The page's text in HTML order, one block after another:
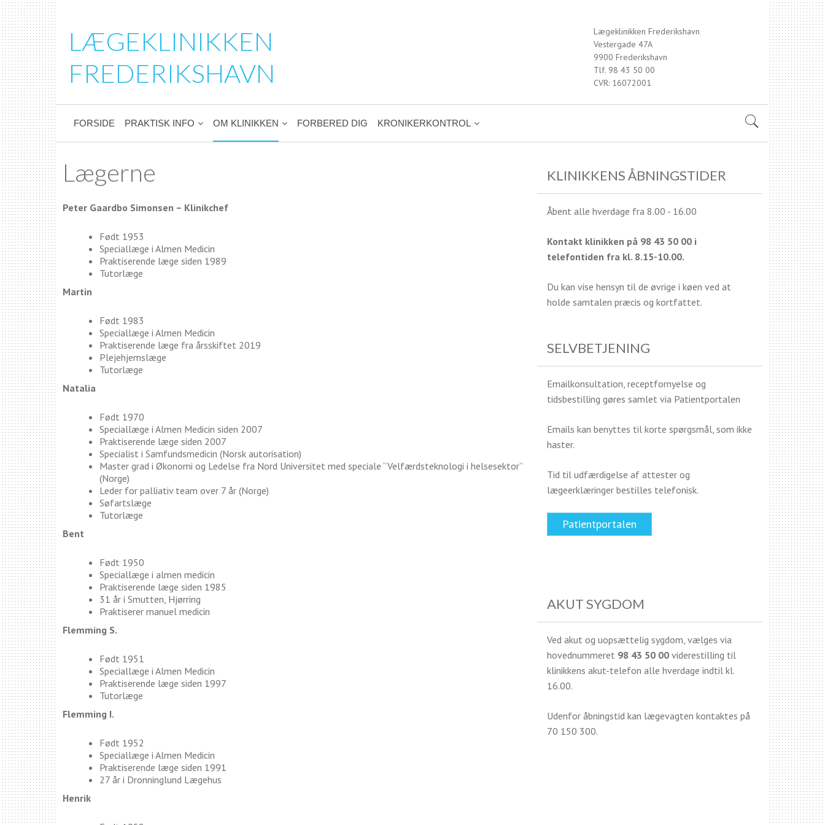
LÆGEKLINIKKEN
FREDERIKSHAVN
Lægeklinikken Frederikshavn
Vestergade 47A
9900 Frederikshavn
Tlf. 98 43 50 00
CVR: 16072001
FORSIDE PRAKTISK INFO OM KLINIKKEN FORBERED DIG KRONIKERKONTROL
Lægerne
Peter Gaardbo Simonsen – Klinikchef
Født 1953
Speciallæge i Almen Medicin
Praktiserende læge siden 1989
Tutorlæge
Martin
Født 1983
Speciallæge i Almen Medicin
Praktiserende læge fra årsskiftet 2019
Plejehjemslæge
Tutorlæge
Natalia
Født 1970
Speciallæge i Almen Medicin siden 2007
Praktiserende læge siden 2007
Specialist i Samfundsmedicin (Norsk autorisation)
Master grad i Økonomi og Ledelse fra Nord Universitet med speciale “Velfærdsteknologi i helsesektor”
(Norge)
Leder for palliativ team over 7 år (Norge)
Søfartslæge
Tutorlæge
Bent
Født 1950
Speciallæge i almen medicin
Praktiserende læge siden 1985
31 år i Smutten, Hjørring
Praktiserer manuel medicin
Flemming S.
Født 1951
Speciallæge i Almen Medicin
Praktiserende læge siden 1997
Tutorlæge
Flemming I.
Født 1952
Speciallæge i Almen Medicin
Praktiserende læge siden 1991
27 år i Dronninglund Lægehus
Henrik
KLINIKKENS ÅBNINGSTIDER
Åbent alle hverdage fra 8.00 - 16.00
Kontakt klinikken på 98 43 50 00 i
telefontiden fra kl. 8.15-10.00.
Du kan vise hensyn til de øvrige i køen ved at
holde samtalen præcis og kortfattet.
SELVBETJENING
Emailkonsultation, receptfornyelse og
tidsbestilling gøres samlet via Patientportalen
Emails kan benyttes til korte spørgsmål, som ikke
haster.
Tid til udfærdigelse af attester og
lægeerklæringer bestilles telefonisk.
Patientportalen
AKUT SYGDOM
Ved akut og uopsættelig sygdom, vælges via
hovednummeret 98 43 50 00viderestilling til
klinikkens akut-telefon alle hverdage indtil kl.
16.00.
Udenfor åbningstid kan lægevagten kontaktes på
70 150 300.